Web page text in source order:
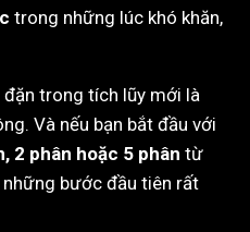
trong những lúc khó khăn,
đặn trong tích lũy mới là
Và nếu bạn bắt đầu với
2 phân hoặc 5 phân từ
những bước đầu tiên rất